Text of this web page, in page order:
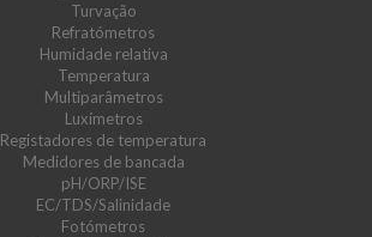
Turvação
Refratómetros
Humidade relativa
Temperatura
Multiparâmetros
Luxímetros
Registadores de temperatura
Medidores de bancada
pH/ORP/ISE
EC/TDS/Salinidade
Fotómetros